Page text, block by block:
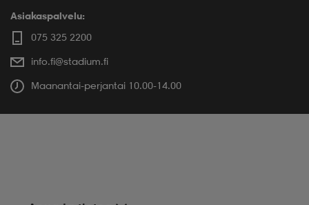
Asiakaspalvelu:
075 325 2200
info.fi@stadium.fi
Maanantai-perjantai 10.00-14.00